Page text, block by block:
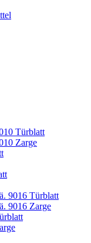
Türblatt
Zarge
9016 Türblatt
9016 Zarge